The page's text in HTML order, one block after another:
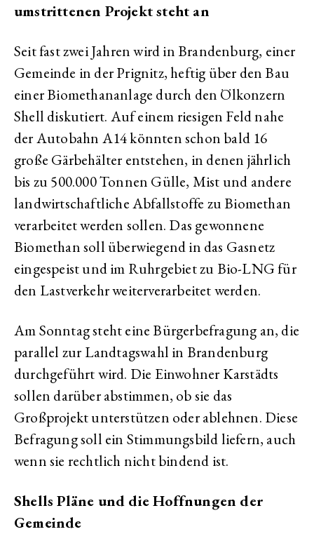
umstrittenen Projekt steht an
Seit fast zwei Jahren wird in Brandenburg, einer
Gemeinde in der Prignitz, heftig über den Bau
einer Biomethananlage durch den Ölkonzern
Shell diskutiert. Auf einem riesigen Feld nahe
der Autobahn A14 könnten schon bald 16
große Gärbehälter entstehen, in denen jährlich
bis zu 500.000 Tonnen Gülle, Mist und andere
landwirtschaftliche Abfallstoffe zu Biomethan
verarbeitet werden sollen. Das gewonnene
Biomethan soll überwiegend in das Gasnetz
eingespeist und im Ruhrgebiet zu Bio-LNG für
den Lastverkehr weiterverarbeitet werden.
Am Sonntag steht eine Bürgerbefragung an, die
parallel zur Landtagswahl in Brandenburg
durchgeführt wird. Die Einwohner Karstädts
sollen darüber abstimmen, ob sie das
Großprojekt unterstützen oder ablehnen. Diese
Befragung soll ein Stimmungsbild liefern, auch
wenn sie rechtlich nicht bindend ist.
Shells Pläne und die Hoffnungen der
Gemeinde